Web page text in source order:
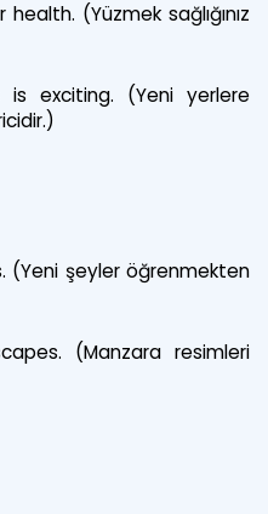
(Yüzmek sağlığınız
exciting. (Yeni yerlere
(Yeni şeyler öğrenmekten
(Manzara resimleri